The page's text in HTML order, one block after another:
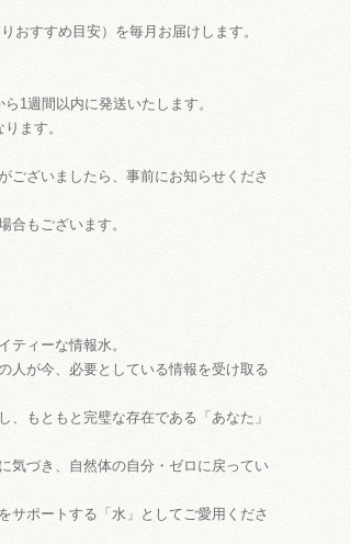
すすめ目安）を毎月お届けします。
1週間以内に発送いたします。
ます。
ございましたら、事前にお知らせくださ
もございます。
ティーな情報水。
人が今、必要としている情報を受け取る
、もともと完璧な存在である「あなた」
気づき、自然体の自分・ゼロに戻ってい
サポートする「水」としてご愛用くださ